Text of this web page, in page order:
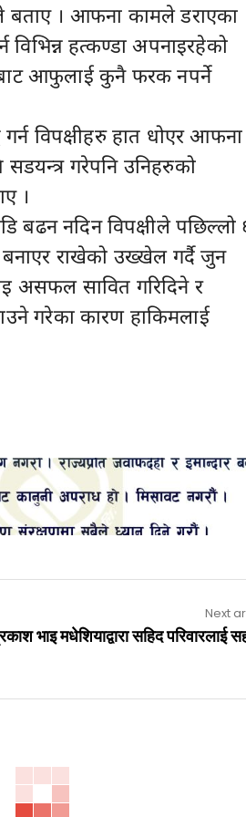
बताए । आफना कामले डराएका
हत्कण्डा अपनाइरहेको
आफुलाई कुनै फरक नपर्ने
विपक्षीहरु हात धोएर आफना
गरेपनि उनिहरुको
।
बढन नदिन विपक्षीले पछिल्लो
बनाएर राखेको उख्खेल गर्दै जुन
असफल सावित गरिदिने र
गरेका कारण हाकिमलाई
Next
भाइ मधेशियाद्वारा सहिद परिवारलाई